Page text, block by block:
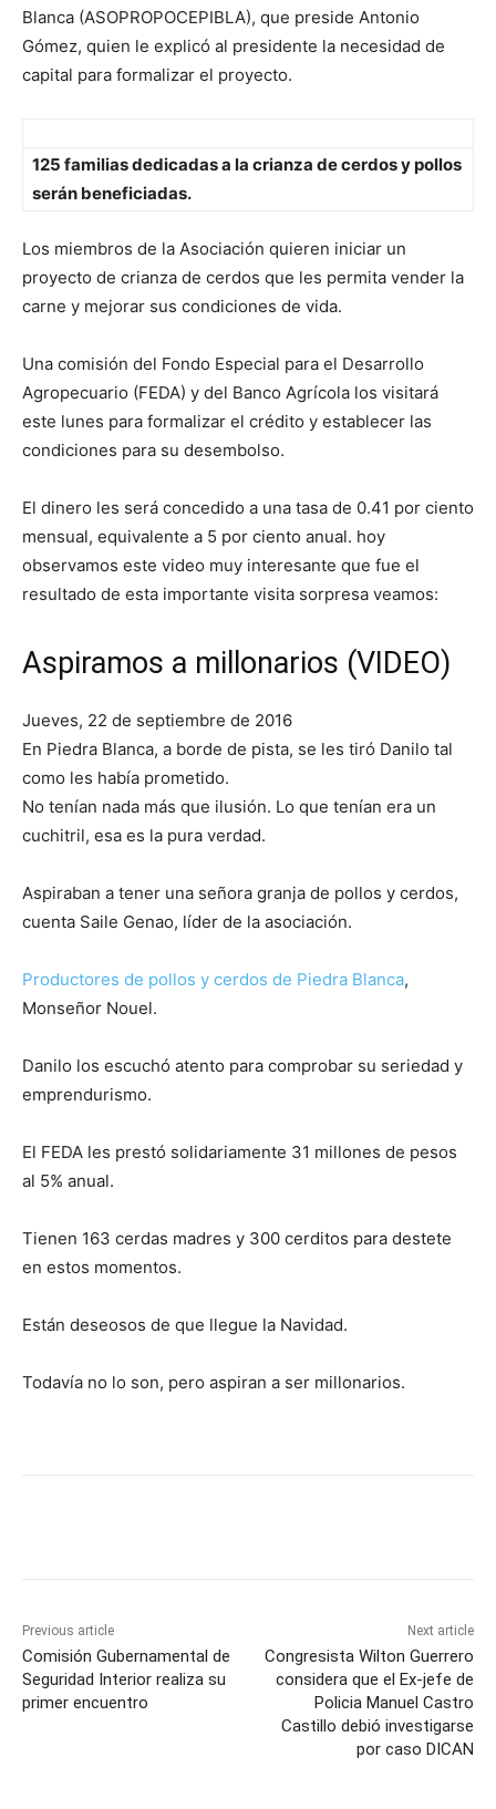
Blanca (ASOPROPOCEPIBLA), que preside Antonio
Gómez, quien le explicó al presidente la necesidad de
capital para formalizar el proyecto.
125 familias dedicadas a la crianza de cerdos y pollos
serán beneficiadas.
Los miembros de la Asociación quieren iniciar un
proyecto de crianza de cerdos que les permita vender la
carne y mejorar sus condiciones de vida.
Una comisión del Fondo Especial para el Desarrollo
Agropecuario (FEDA) y del Banco Agrícola los visitará
este lunes para formalizar el crédito y establecer las
condiciones para su desembolso.
El dinero les será concedido a una tasa de 0.41 por ciento
mensual, equivalente a 5 por ciento anual. hoy
observamos este video muy interesante que fue el
resultado de esta importante visita sorpresa veamos:
Aspiramos a millonarios (VIDEO)
Jueves, 22 de septiembre de 2016
En Piedra Blanca, a borde de pista, se les tiró Danilo tal
como les había prometido.
No tenían nada más que ilusión. Lo que tenían era un
cuchitril, esa es la pura verdad.
Aspiraban a tener una señora granja de pollos y cerdos,
cuenta Saile Genao, líder de la asociación.
Productores de pollos y cerdos de Piedra Blanca,
Monseñor Nouel.
Danilo los escuchó atento para comprobar su seriedad y
emprendurismo.
El FEDA les prestó solidariamente 31 millones de pesos
al 5% anual.
Tienen 163 cerdas madres y 300 cerditos para destete
en estos momentos.
Están deseosos de que llegue la Navidad.
Todavía no lo son, pero aspiran a ser millonarios.
Previous article
Comisión Gubernamental de
Seguridad Interior realiza su
primer encuentro
Next article
Congresista Wilton Guerrero
considera que el Ex-jefe de
Policia Manuel Castro
Castillo debió investigarse
por caso DICAN